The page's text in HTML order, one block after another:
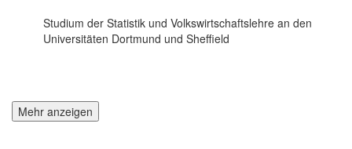
Studium der Statistik und Volkswirtschaftslehre an den
Universitäten Dortmund und Sheffield
Mehr anzeigen